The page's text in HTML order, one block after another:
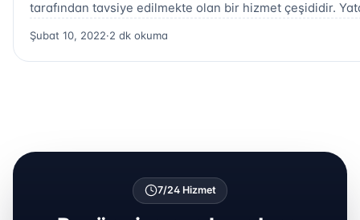
tarafından tavsiye edilmekte olan bir hizmet çeşididir.
Şubat 10, 2022·2 dk okuma
7/24 Hizmet